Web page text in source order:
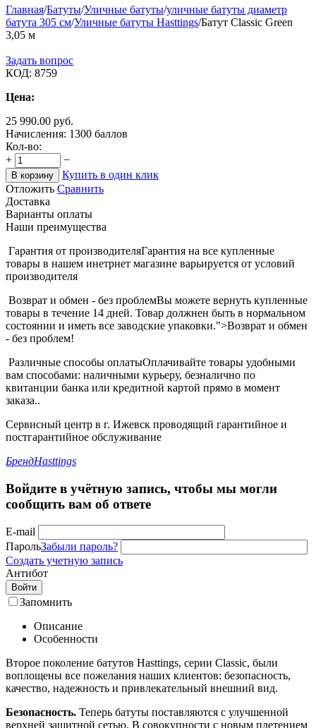
Главная/Батуты/Уличные батуты/уличные батуты диаметр
батута 305 см/Уличные батуты Hasttings/Батут Classic Green
3,05 м
Задать вопрос
КОД: 8759
Цена:
25 990.00 руб.
Начисления: 1300 баллов
Кол-во:
+
−
В корзину
Купить в один клик
Отложить Сравнить
Доставка
Варианты оплаты
Наши преимущества
Гарантия от производителяГарантия на все купленные
товары в нашем инетрнет магазине варьируется от условий
производителя
Возврат и обмен - без проблемВы можете вернуть купленные
товары в течение 14 дней. Товар должнен быть в нормальном
состоянии и иметь все заводские упаковки.">Возврат и обмен
- без проблем!
Различные способы оплатыОплачивайте товары удобными
вам способами: наличными курьеру, безналично по
квитанции банка или кредитной картой прямо в момент
заказа..
Сервисный центр в г. Ижевск проводящий гарантийное и
постгарантийное обслуживание
БрендHasttings
Войдите в учётную запись, чтобы мы могли
сообщить вам об ответе
E-mail
ПарольЗабыли пароль?
Создать учетную запись
Антибот
Войти
Запомнить
Описание
Особенности
Второе поколение батутов Hasttings, серии Classic, были
воплощены все пожелания наших клиентов: безопасность,
качество, надежность и привлекательный внешний вид.
Безопасность. Теперь батуты поставляются с улучшенной
верхней защитной сетью. В совокупности с новым плетением